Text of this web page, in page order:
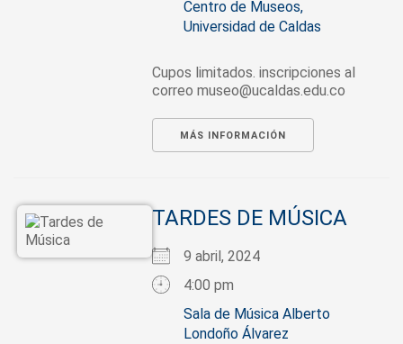
Centro de Museos,
Universidad de Caldas
Cupos limitados. inscripciones al
correo museo@ucaldas.edu.co
MÁS INFORMACIÓN
TARDES DE MÚSICA
9 abril, 2024
4:00 pm
Sala de Música Alberto
Londoño Álvarez